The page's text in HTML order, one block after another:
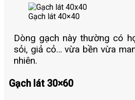
Gạch lát 40×40
Dòng gạch này thường có
sỏi, giả cỏ… vừa bền vừa
nhiên.
Gạch lát 30×60